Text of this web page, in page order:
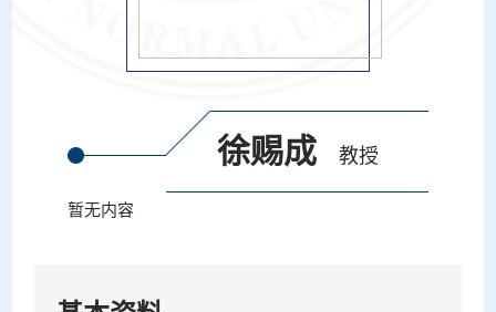
徐赐成 教授
暂无内容